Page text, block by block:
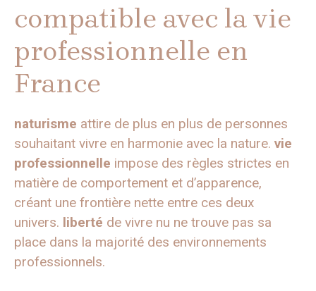
compatible avec la vie
professionnelle en
France
naturisme attire de plus en plus de personnes
souhaitant vivre en harmonie avec la nature. vie
professionnelle impose des règles strictes en
matière de comportement et d’apparence,
créant une frontière nette entre ces deux
univers. liberté de vivre nu ne trouve pas sa
place dans la majorité des environnements
professionnels.